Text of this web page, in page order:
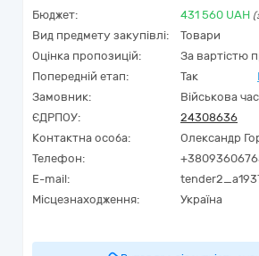
Бюджет: 431 560 UAH
Вид предмету закупівлі:
Товари
Оцінка пропозицій:
За вартістю
Попередній етап:
Так
Замовник:
Військова
ЄДРПОУ:
24308636
Контактна особа:
Олександр
Телефон:
E-mail:
Місцезнаходження:
Україна